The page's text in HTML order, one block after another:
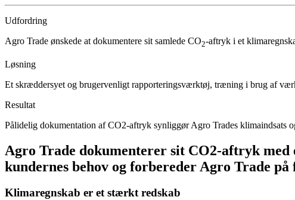
Udfordring
Agro Trade ønskede at dokumentere sit samlede CO2-aftryk i et
Løsning
Et skræddersyet og brugervenligt rapporteringsværktøj, træning i brug af
Resultat
Pålidelig dokumentation af CO2-aftryk synliggør Agro Trades klimaindsats
Agro Trade dokumenterer sit CO2-aftryk
kundernes behov og forbereder Agro Trade
Klimaregnskab er et stærkt redskab